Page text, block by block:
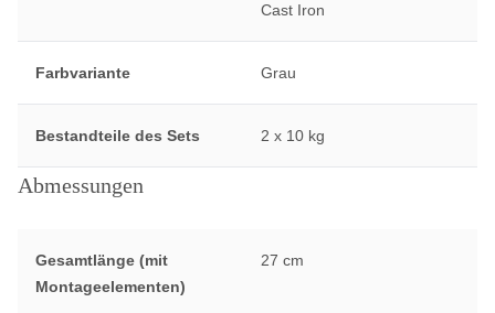
Cast Iron
Farbvariante Grau
Bestandteile des Sets 2 x 10 kg
Abmessungen
Gesamtlänge (mit
Montageelementen)
27 cm